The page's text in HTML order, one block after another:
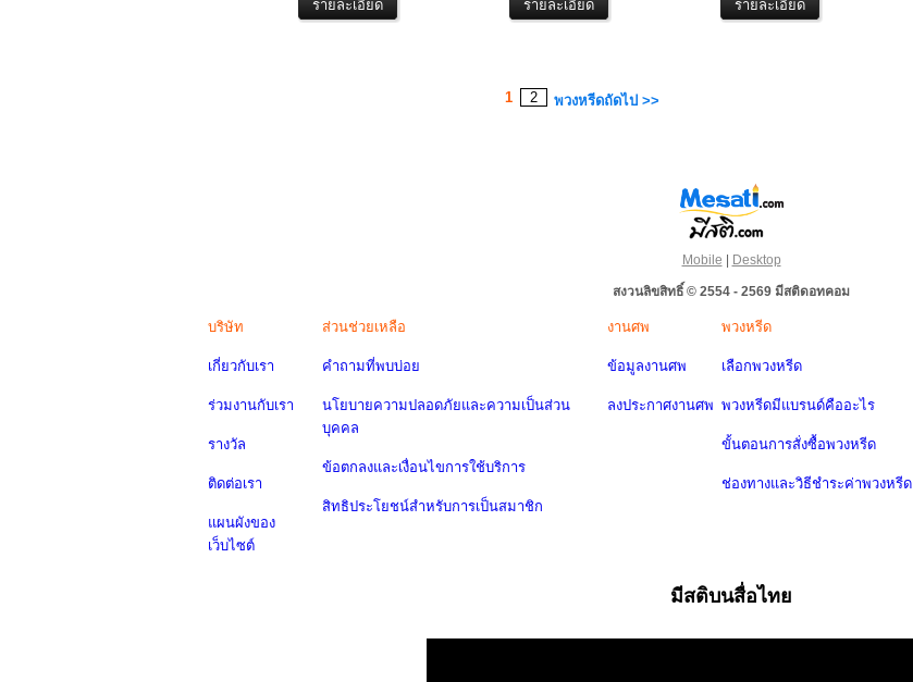
1 2 พวงหรีดถัดไป >>
Mobile | Desktop
สงวนลิขสิทธิ์ © 2554 - 2569 มีสติดอทคอม
บริษัท
เกี่ยวกับเรา
ร่วมงานกับเรา
รางวัล
ติดต่อเรา
แผนผังของ
เว็บไซต์
ส่วนช่วยเหลือ
คำถามที่พบบ่อย
นโยบายความปลอดภัยและความเป็นส่วน
บุคคล
ข้อตกลงและเงื่อนไขการใช้บริการ
สิทธิประโยชน์สำหรับการเป็นสมาชิก
งานศพ
ข้อมูลงานศพ
ลงประกาศงานศพ
พวงหรีด
เลือกพวงหรีด
พวงหรีดมีแบรนด์คืออะไร
ขั้นตอนการสั่งซื้อพวงหรีด
ช่องทางและวิธีชำระค่าพวงหรีด
มีสติบนสื่อไทย